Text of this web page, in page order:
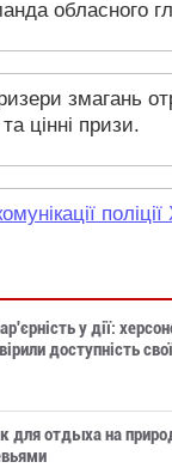
обласного
змагань
цінні призи.
у дії:
доступність
для отдыха на